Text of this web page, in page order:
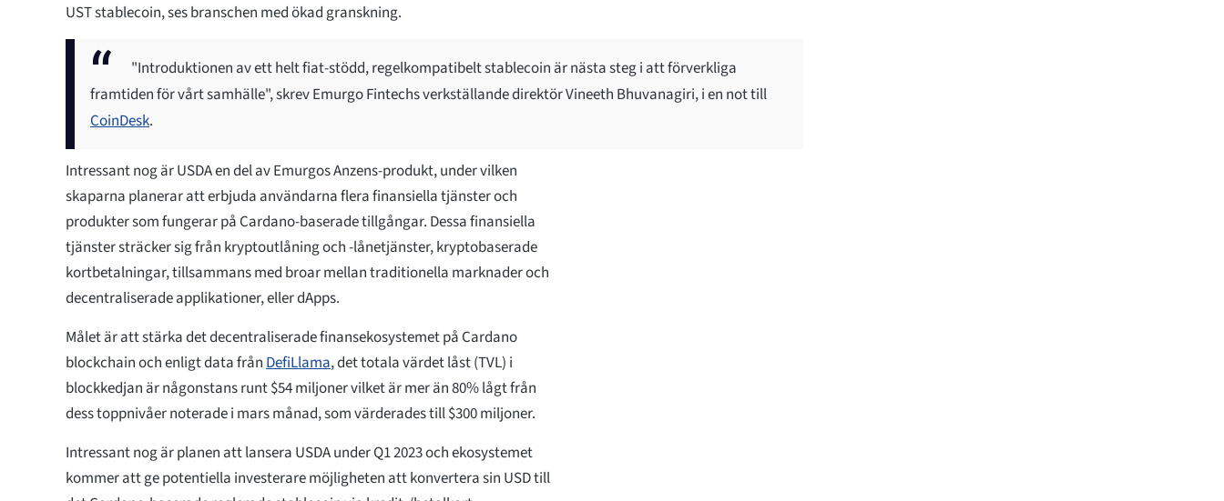
UST stablecoin, ses branschen med ökad granskning.
"Introduktionen av ett helt fiat-stödd, regelkompatibelt stablecoin är nästa steg i att förverkliga
framtiden för vårt samhälle", skrev Emurgo Fintechs verkställande direktör Vineeth Bhuvanagiri, i en not till
CoinDesk.
Intressant nog är USDA en del av Emurgos Anzens-produkt, under vilken
skaparna planerar att erbjuda användarna flera finansiella tjänster och
produkter som fungerar på Cardano-baserade tillgångar. Dessa finansiella
tjänster sträcker sig från kryptoutlåning och -lånetjänster, kryptobaserade
kortbetalningar, tillsammans med broar mellan traditionella marknader och
decentraliserade applikationer, eller dApps.
Målet är att stärka det decentraliserade finansekosystemet på Cardano
blockchain och enligt data från DefiLlama, det totala värdet låst (TVL) i
blockkedjan är någonstans runt $54 miljoner vilket är mer än 80% lågt från
dess toppnivåer noterade i mars månad, som värderades till $300 miljoner.
Intressant nog är planen att lansera USDA under Q1 2023 och ekosystemet
kommer att ge potentiella investerare möjligheten att konvertera sin USD till